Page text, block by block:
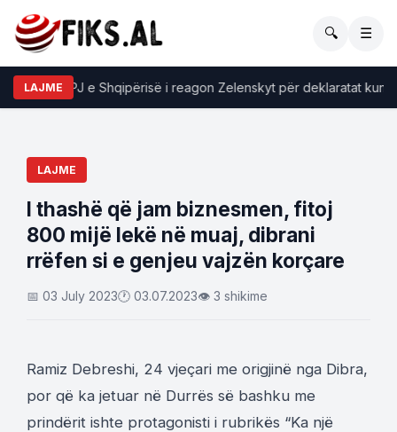
🔍 ☰
LAJMEMPJ e Shqipërisë i reagon Zelenskyt për deklaratat kundër
LAJME
I thashë që jam biznesmen, fitoj
800 mijë lekë në muaj, dibrani
rrëfen si e genjeu vajzën korçare
📅 03 July 2023🕐 03.07.2023👁 3 shikime
Ramiz Debreshi, 24 vjeçari me origjinë nga Dibra,
por që ka jetuar në Durrës së bashku me
prindërit ishte protagonisti i rubrikës “Ka një